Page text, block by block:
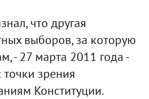
что другая
выборов, за которую
- 27 марта 2011 года -
зрения
Конституции.